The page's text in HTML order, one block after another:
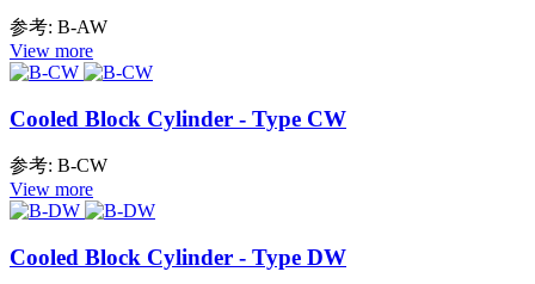
参考: B-AW
View more
Cooled Block Cylinder - Type CW
参考: B-CW
View more
Cooled Block Cylinder - Type DW